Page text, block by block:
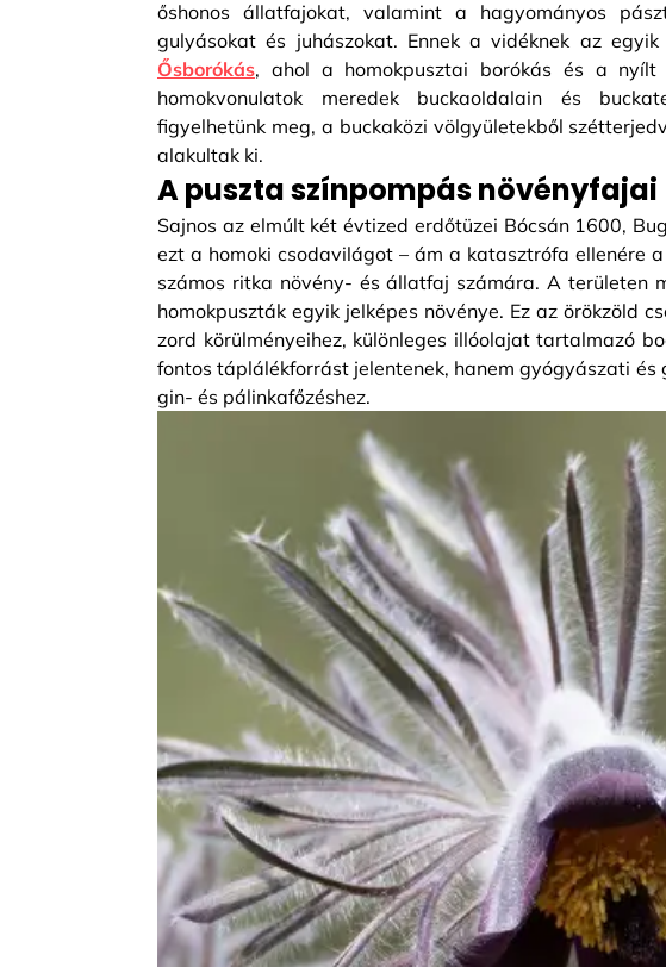
őshonos állatfajokat, valamint a hagyományos
gulyásokat és juhászokat. Ennek a vidéknek az
Ősborókás, ahol a homokpusztai borókás és a nyílt
homokvonulatok meredek buckaoldalain és
figyelhetünk meg, a buckaközi völgyületekből
alakultak ki.
A puszta színpompás növényfajai
Sajnos az elmúlt két évtized erdőtüzei Bócsán 1600,
ezt a homoki csodavilágot – ám a katasztrófa ellenére
számos ritka növény- és állatfaj számára. A területen
homokpuszták egyik jelképes növénye. Ez az örökzöld
zord körülményeihez, különleges illóolajat tartalmazó
fontos táplálékforrást jelentenek, hanem gyógyászati
gin- és pálinkafőzéshez.